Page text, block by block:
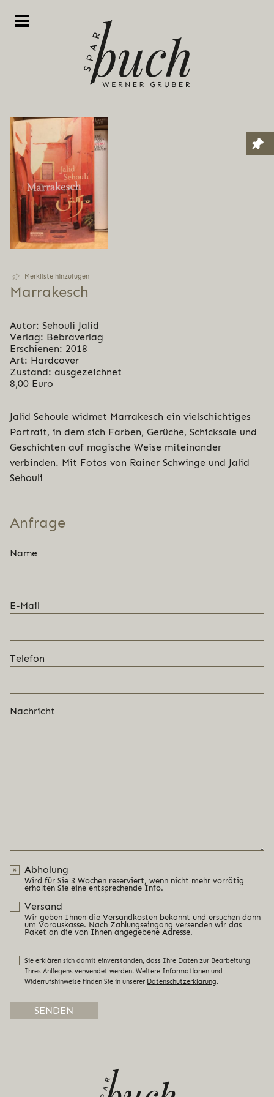
Merkliste hinzufügen
Mar­ra­kesch
Autor: Sehouli Jalid
Verlag: Bebraverlag
Erschienen: 2018
Art: Hardcover
Zustand: ausgezeichnet
8,00 Euro
Jalid Sehoule widmet Marrakesch ein vielschichtiges
Portrait, in dem sich Farben, Gerüche, Schicksale und
Geschichten auf magische Weise miteinander
verbinden. Mit Fotos von Rainer Schwinge und Jalid
Sehouli
Anfrage
Name
E-Mail
Telefon
Nachricht
Abholung
Wird für Sie 3 Wochen reserviert, wenn nicht mehr vorrätig
erhalten Sie eine entsprechende Info.
Versand
Wir geben Ihnen die Versandkosten bekannt und ersuchen dann
um Vorauskasse. Nach Zahlungseingang versenden wir das
Paket an die von Ihnen angegebene Adresse.
Sie erklären sich damit einverstanden, dass Ihre Daten zur Bearbeitung
Ihres Anliegens verwendet werden. Weitere Informationen und
Widerrufshinweise finden Sie in unserer Datenschutzerklärung.